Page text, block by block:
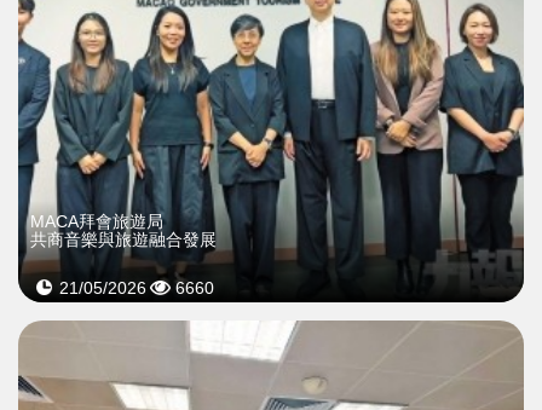
MACA拜會旅遊局
共商音樂與旅遊融合發展
21/05/2026 6660